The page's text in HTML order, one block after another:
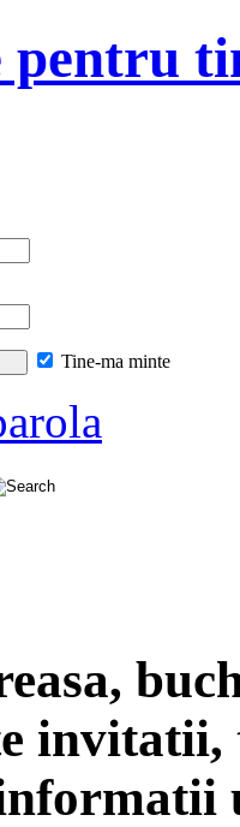
pentru
Tine-ma minte